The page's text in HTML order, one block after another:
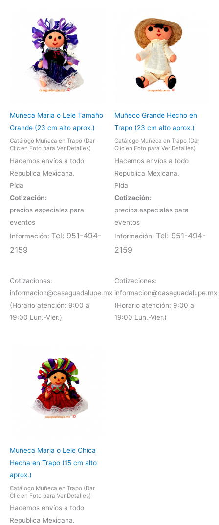
Muñeca Maria o Lele Tamaño
Grande (23 cm alto aprox.)
Catálogo Muñeca en Trapo (Dar
Clic en Foto para Ver Detalles)
Hacemos envíos a todo
Republica Mexicana.
Pida
Cotización:
precios especiales para
eventos
Información: Tel: 951-494-
2159
Cotizaciones:
informacion@casaguadalupe.mx
(Horario atención: 9:00 a
19:00 Lun.-Vier.)
Muñeco Grande Hecho en
Trapo (23 cm alto aprox.)
Catálogo Muñeca en Trapo (Dar
Clic en Foto para Ver Detalles)
Hacemos envíos a todo
Republica Mexicana.
Pida
Cotización:
precios especiales para
eventos
Información: Tel: 951-494-
2159
Cotizaciones:
informacion@casaguadalupe.mx
(Horario atención: 9:00 a
19:00 Lun.-Vier.)
Muñeca Maria o Lele Chica
Hecha en Trapo (15 cm alto
aprox.)
Catálogo Muñeca en Trapo (Dar
Clic en Foto para Ver Detalles)
Hacemos envíos a todo
Republica Mexicana.